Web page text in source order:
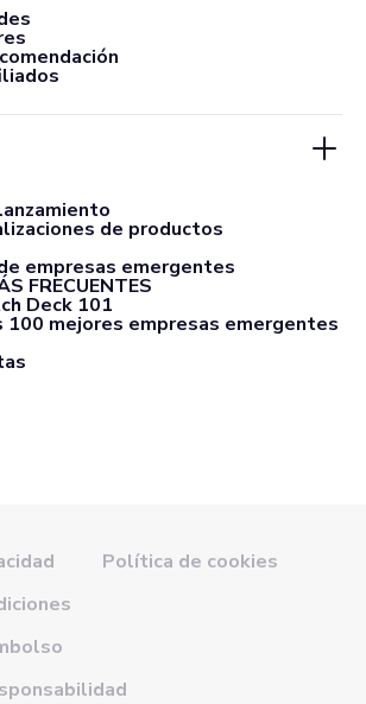
de productos
empresas emergentes
FRECUENTES
Deck 101
100 mejores empresas emergentes
Política de cookies